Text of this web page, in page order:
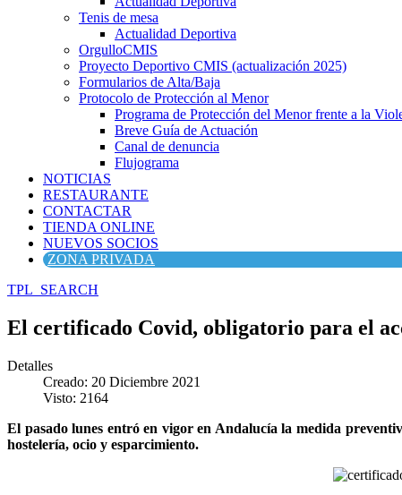
Tenis de mesa
Actualidad Deportiva
OrgulloCMIS
Proyecto Deportivo CMIS (actualización 2025)
Formularios de Alta/Baja
Protocolo de Protección al Menor
Programa de Protección del Menor frente a la
Breve Guía de Actuación
Canal de denuncia
Flujograma
NOTICIAS
RESTAURANTE
CONTACTAR
TIENDA ONLINE
NUEVOS SOCIOS
ZONA PRIVADA
TPL_SEARCH
El certificado Covid, obligatorio para el
Detalles
Creado: 20 Diciembre 2021
Visto: 2164
El pasado lunes entró en vigor en Andalucía la medida
hostelería, ocio y esparcimiento.